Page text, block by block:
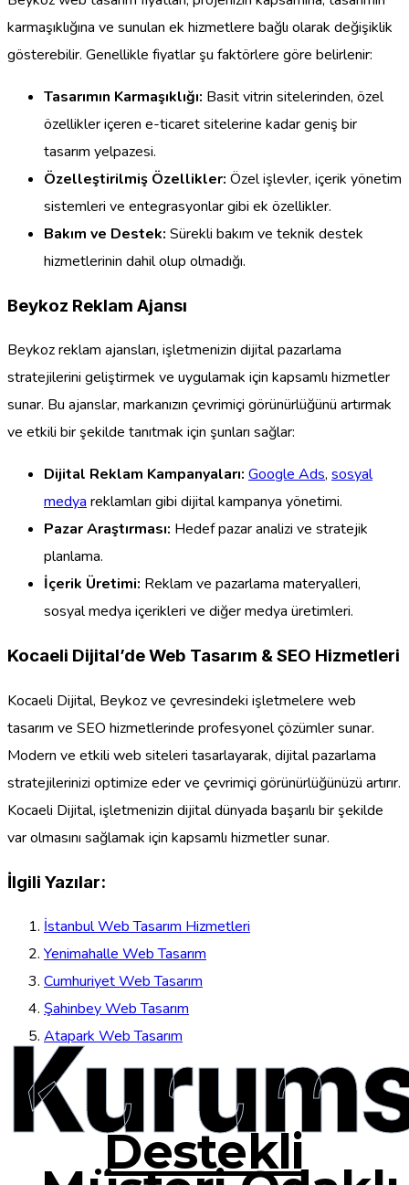
karmaşıklığına ve sunulan ek hizmetlere bağlı olarak değişiklik
gösterebilir. Genellikle fiyatlar şu faktörlere göre belirlenir:
Tasarımın Karmaşıklığı: Basit vitrin sitelerinden, özel
özellikler içeren e-ticaret sitelerine kadar geniş bir
tasarım yelpazesi.
Özelleştirilmiş Özellikler: Özel işlevler, içerik yönetim
sistemleri ve entegrasyonlar gibi ek özellikler.
Bakım ve Destek: Sürekli bakım ve teknik destek
hizmetlerinin dahil olup olmadığı.
Beykoz Reklam Ajansı
Beykoz reklam ajansları, işletmenizin dijital pazarlama
stratejilerini geliştirmek ve uygulamak için kapsamlı hizmetler
sunar. Bu ajanslar, markanızın çevrimiçi görünürlüğünü artırmak
ve etkili bir şekilde tanıtmak için şunları sağlar:
Dijital Reklam Kampanyaları: Google Ads, sosyal
medya reklamları gibi dijital kampanya yönetimi.
Pazar Araştırması: Hedef pazar analizi ve stratejik
planlama.
İçerik Üretimi: Reklam ve pazarlama materyalleri,
sosyal medya içerikleri ve diğer medya üretimleri.
Kocaeli Dijital’de Web Tasarım & SEO Hizmetleri
Kocaeli Dijital, Beykoz ve çevresindeki işletmelere web
tasarım ve SEO hizmetlerinde profesyonel çözümler sunar.
Modern ve etkili web siteleri tasarlayarak, dijital pazarlama
stratejilerinizi optimize eder ve çevrimiçi görünürlüğünüzü artırır.
Kocaeli Dijital, işletmenizin dijital dünyada başarılı bir şekilde
var olmasını sağlamak için kapsamlı hizmetler sunar.
İlgili Yazılar:
İstanbul Web Tasarım Hizmetleri
Yenimahalle Web Tasarım
Cumhuriyet Web Tasarım
Şahinbey Web Tasarım
Atapark Web Tasarım
Destekli